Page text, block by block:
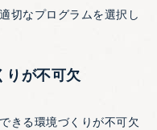
切なプログラムを選択し
りが不可欠
きる環境づくりが不可欠